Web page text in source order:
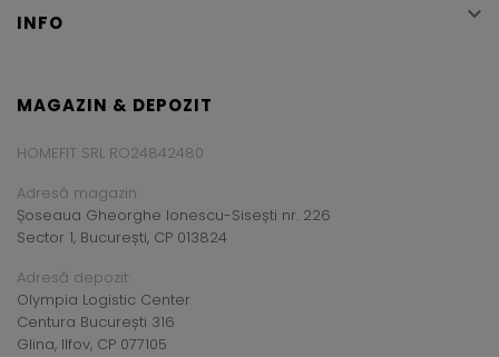
INFO 
MAGAZIN & DEPOZIT
HOMEFIT SRL RO24842480
Adresă magazin:
Șoseaua Gheorghe Ionescu-Sisești nr. 226
Sector 1, București, CP 013824
Adresă depozit:
Olympia Logistic Center
Centura București 316
Glina, Ilfov, CP 077105